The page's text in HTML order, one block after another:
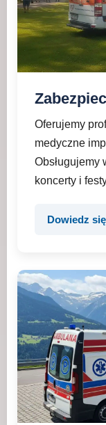
Oferujemy
medyczne
Obsługujemy
koncerty i
Dowiedz